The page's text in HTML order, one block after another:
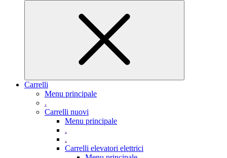
Carrelli
Menu principale
.
Carrelli nuovi
Menu principale
.
.
Carrelli elevatori elettrici